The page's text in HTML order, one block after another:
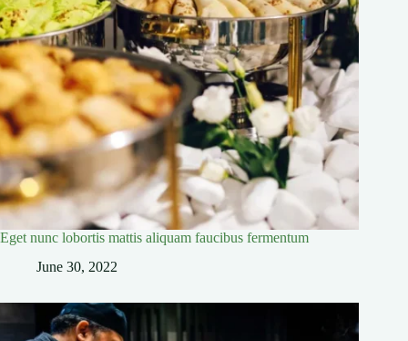
Eget nunc lobortis mattis aliquam faucibus fermentum
June 30, 2022